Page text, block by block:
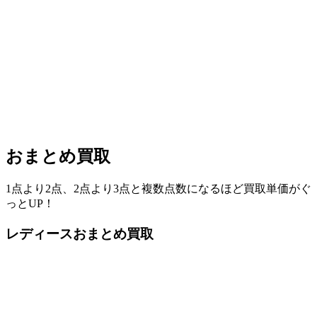
おまとめ買取
1点より2点、2点より3点と複数点数になるほど買取単価がぐ
っとUP！
レディースおまとめ買取